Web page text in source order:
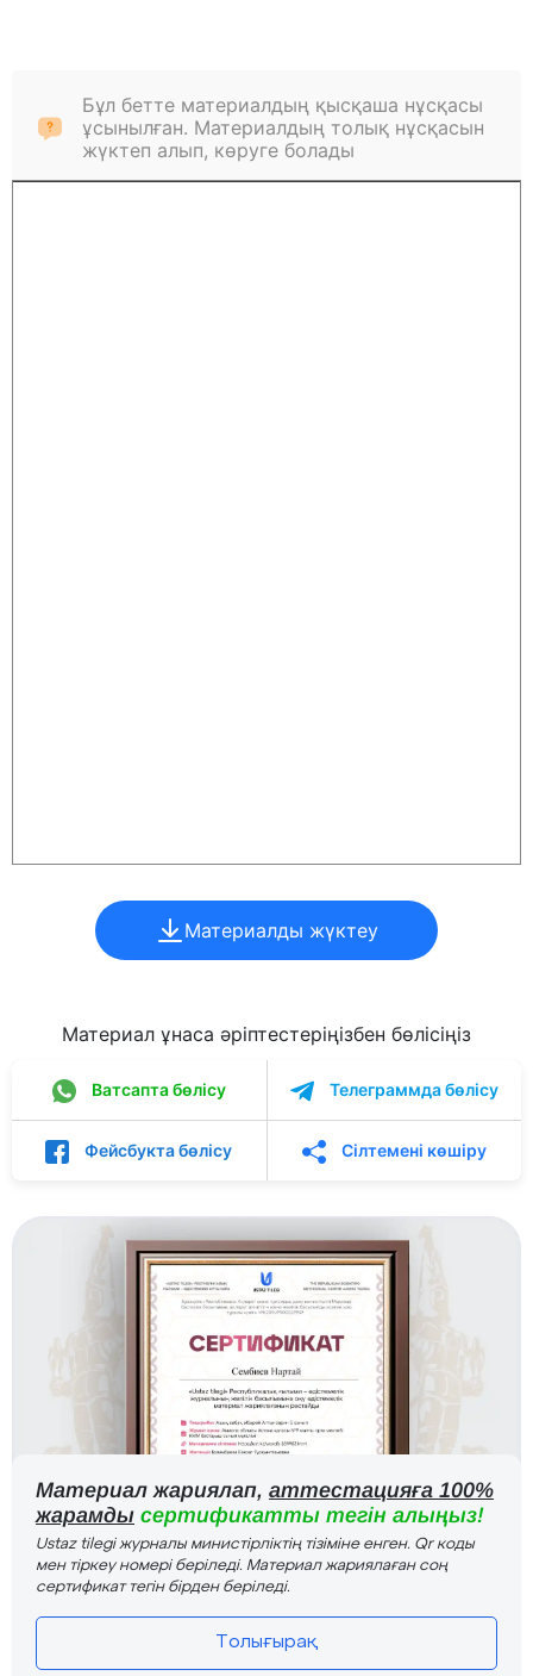
Бұл бетте материалдың қысқаша нұсқасы
ұсынылған. Материалдың толық нұсқасын
жүктеп алып, көруге болады
Материалды жүктеу
Материал ұнаса әріптестеріңізбен бөлісіңіз
Ватсапта бөлісу Телеграммда бөлісу
Фейсбукта бөлісу Сілтемені көшіру
Материал жариялап, аттестацияға 100%
жарамды сертификатты тегін алыңыз!
Ustaz tilegi журналы министірліктің тізіміне енген. Qr коды
мен тіркеу номері беріледі. Материал жариялаған соң
сертификат тегін бірден беріледі.
Толығырақ